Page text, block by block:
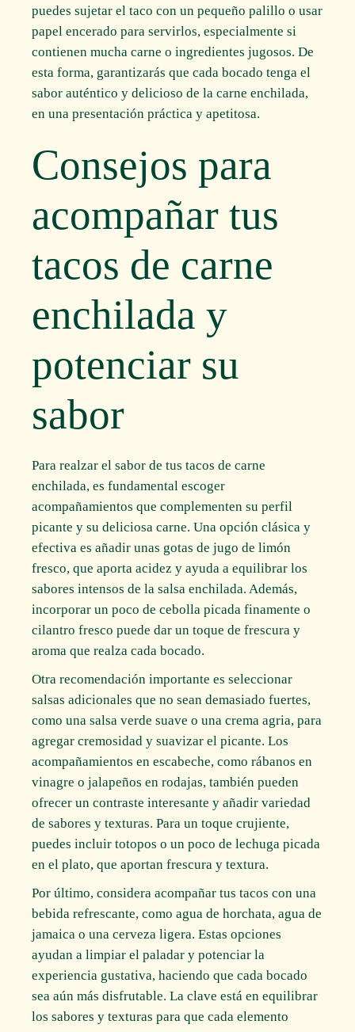
puedes sujetar el taco con un pequeño palillo o usar
papel encerado para servirlos, especialmente si
contienen mucha carne o ingredientes jugosos. De
esta forma, garantizarás que cada bocado tenga el
sabor auténtico y delicioso de la carne enchilada,
en una presentación práctica y apetitosa.
Consejos para
acompañar tus
tacos de carne
enchilada y
potenciar su
sabor
Para realzar el sabor de tus tacos de carne
enchilada, es fundamental escoger
acompañamientos que complementen su perfil
picante y su deliciosa carne. Una opción clásica y
efectiva es añadir unas gotas de jugo de limón
fresco, que aporta acidez y ayuda a equilibrar los
sabores intensos de la salsa enchilada. Además,
incorporar un poco de cebolla picada finamente o
cilantro fresco puede dar un toque de frescura y
aroma que realza cada bocado.
Otra recomendación importante es seleccionar
salsas adicionales que no sean demasiado fuertes,
como una salsa verde suave o una crema agria, para
agregar cremosidad y suavizar el picante. Los
acompañamientos en escabeche, como rábanos en
vinagre o jalapeños en rodajas, también pueden
ofrecer un contraste interesante y añadir variedad
de sabores y texturas. Para un toque crujiente,
puedes incluir totopos o un poco de lechuga picada
en el plato, que aportan frescura y textura.
Por último, considera acompañar tus tacos con una
bebida refrescante, como agua de horchata, agua de
jamaica o una cerveza ligera. Estas opciones
ayudan a limpiar el paladar y potenciar la
experiencia gustativa, haciendo que cada bocado
sea aún más disfrutable. La clave está en equilibrar
los sabores y texturas para que cada elemento